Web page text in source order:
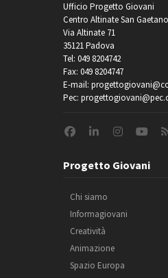
Ufficio Progetto Giovani
Centro Altinate San Gaetano
Via Altinate 71
35121 Padova
Tel: 049 8204742
Fax: 049 8204747
E-mail:
Pec:
Progetto Giovani
Chi siamo
Informagiovani
Creatività
Animazione
Spazio Europa